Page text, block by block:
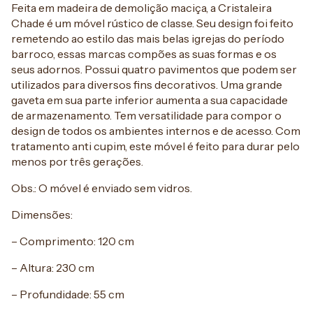
Feita em madeira de demolição maciça, a Cristaleira
Chade é um móvel rústico de classe. Seu design foi feito
remetendo ao estilo das mais belas igrejas do período
barroco, essas marcas compões as suas formas e os
seus adornos. Possui quatro pavimentos que podem ser
utilizados para diversos fins decorativos. Uma grande
gaveta em sua parte inferior aumenta a sua capacidade
de armazenamento. Tem versatilidade para compor o
design de todos os ambientes internos e de acesso. Com
tratamento anti cupim, este móvel é feito para durar pelo
menos por três gerações.
Obs.: O móvel é enviado sem vidros.
Dimensões:
– Comprimento: 120 cm
– Altura: 230 cm
– Profundidade: 55 cm